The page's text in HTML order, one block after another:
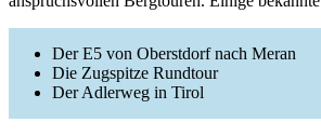
Der E5 von Oberstdorf nach Meran
Die Zugspitze Rundtour
Der Adlerweg in Tirol